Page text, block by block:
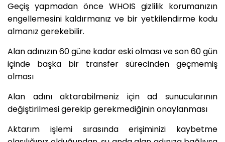
Geçiş yapmadan önce WHOIS gizlilik korumanızın
engellemesini kaldırmanız ve bir yetkilendirme kodu
almanız gerekebilir.
Alan adınızın 60 güne kadar eski olması ve son 60 gün
içinde başka bir transfer sürecinden geçmemiş
olması
Alan adını aktarabilmeniz için ad sunucularının
değiştirilmesi gerekip gerekmediğinin onaylanması
Aktarım işlemi sırasında erişiminizi kaybetme